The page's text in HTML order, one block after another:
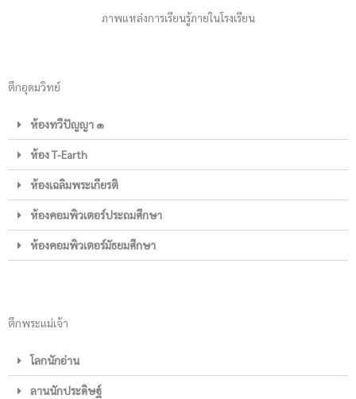
ภาพแหล่งการเรียนรู้ภายในโรงเรียน
ตึกอุดมวิทย์
ห้องทวีปัญญา ๑
ห้อง T-Earth
ห้องเฉลิมพระเกียรติ
ห้องคอมพิวเตอร์ประถมศึกษา
ห้องคอมพิวเตอร์มัธยมศึกษา
ตึกพระแม่เจ้า
โลกนักอ่าน
ลานนักประดิษฐ์